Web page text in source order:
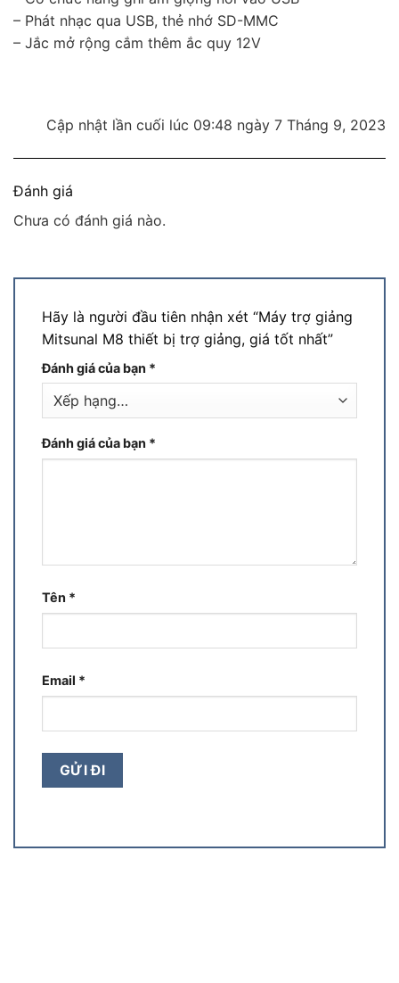
– Phát nhạc qua USB, thẻ nhớ SD-MMC
– Jắc mở rộng cắm thêm ắc quy 12V
Cập nhật lần cuối lúc 09:48 ngày 7 Tháng 9, 2023
Đánh giá
Chưa có đánh giá nào.
Hãy là người đầu tiên nhận xét “Máy trợ giảng
Mitsunal M8 thiết bị trợ giảng, giá tốt nhất”
Đánh giá của bạn *
Đánh giá của bạn *
Tên *
Email *